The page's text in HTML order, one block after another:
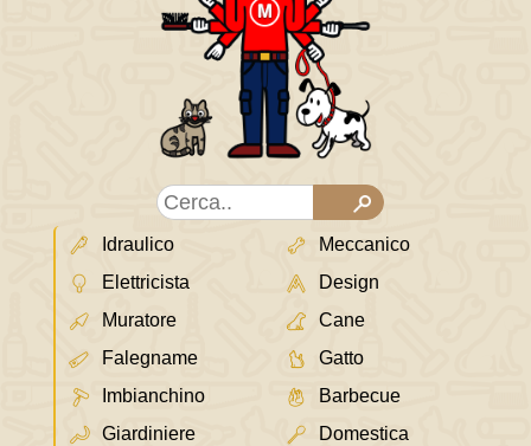
Idraulico
Elettricista
Muratore
Falegname
Imbianchino
Giardiniere
Meccanico
Design
Cane
Gatto
Barbecue
Domestica